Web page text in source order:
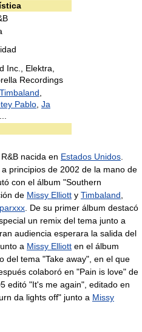
Inc., Elektra,
Recordings
Timbaland
Pablo Ja
nacida en Estados Unidos
principios de 2002 de la mano de
con el álbum "Southern
de Missy Elliott y Timbaland
. De su primer álbum destacó
un remix del tema junto a
audiencia esperara la salida del
a Missy Elliott en el álbum
del tema "Take away", en el que
colaboró en "Pain is love" de
editó "It's me again", editado en
da lights off" junto a Missy